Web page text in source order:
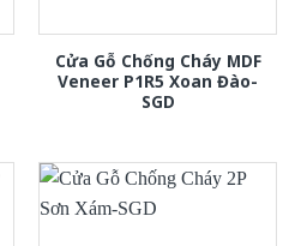
Cửa Gỗ Chống Cháy MDF
Veneer P1R5 Xoan Đào-
SGD